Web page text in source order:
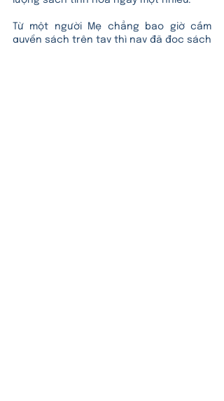
Từ một người Mẹ chẳng bao giờ cầm
quyển sách trên tay thì nay đã đọc sách